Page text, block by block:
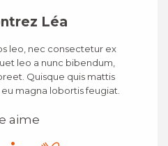
Léa
leo, nec consectetur ex
leo a nunc bibendum,
Quisque quis mattis
magna lobortis feugiat.
aime